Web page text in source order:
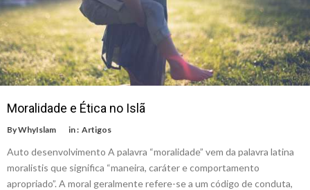
Moralidade e Ética no Islã
ByWhyIslam in : Artigos
Auto desenvolvimento A palavra “moralidade” vem da palavra latina
moralistis que significa “maneira, caráter e comportamento
apropriado”. A moral geralmente refere-se a um código de conduta,